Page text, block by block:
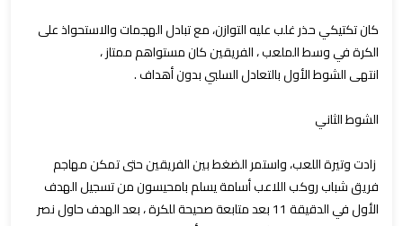
كان تكتيكي حذر غلب عليه التوازن، مع تبادل الهجمات والاستحواذ على
الكرة في وسط الملعب ، الفريقين كان مستواهم ممتاز ،
انتهى الشوط الأول بالتعادل السلبي بدون أهداف .
الشوط الثاني
زادت وتيرة اللعب، واستمر الضغط بين الفريقين حتى تمكن مهاجم
فريق شباب روكب اللاعب أسامة يسلم بامحيسون من تسجيل الهدف
الأول في الدقيقة 11 بعد متابعة صحيحة للكرة ، بعد الهدف حاول نصر